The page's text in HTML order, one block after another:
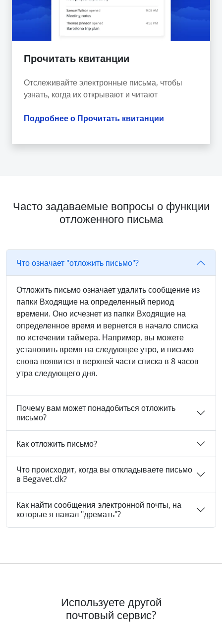
Прочитать квитанции
Отслеживайте электронные письма, чтобы
узнать, когда их открывают и читают
Подробнее о Прочитать квитанции
Часто задаваемые вопросы о функции
отложенного письма
Что означает "отложить письмо"?
Отложить письмо означает удалить сообщение из
папки Входящие на определенный период
времени. Оно исчезнет из папки Входящие на
определенное время и вернется в начало списка
по истечении таймера. Например, вы можете
установить время на следующее утро, и письмо
снова появится в верхней части списка в 8 часов
утра следующего дня.
Почему вам может понадобиться отложить
письмо?
Как отложить письмо?
Что происходит, когда вы откладываете письмо
в Begavet.dk?
Как найти сообщения электронной почты, на
которые я нажал "дремать"?
Используете другой
почтовый сервис?